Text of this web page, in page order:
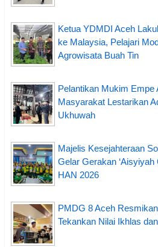
Ketua YDMDI Aceh
ke Malaysia, Pelajari
Agrowisata Buah Tin
Pelantikan Mukim Empe
Masyarakat Lestarikan
Ukhuwah
Majelis Kesejahteraan
Gelar Gerakan
HAN 2026
PMDG 8 Aceh
Tekankan Nilai Ikhlas